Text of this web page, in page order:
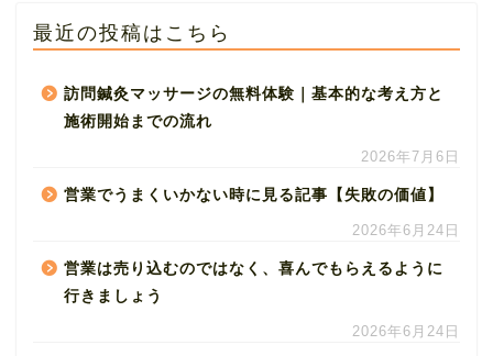
最近の投稿はこちら
訪問鍼灸マッサージの無料体験｜基本的な考え方と
施術開始までの流れ
2026年7月6日
営業でうまくいかない時に見る記事【失敗の価値】
2026年6月24日
営業は売り込むのではなく、喜んでもらえるように
行きましょう
2026年6月24日